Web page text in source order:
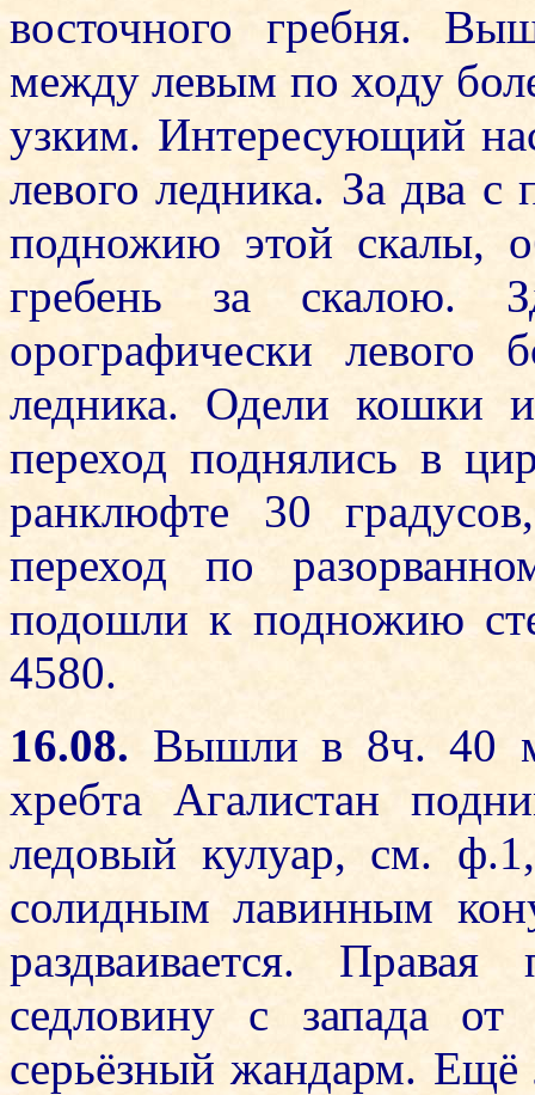
восточного гребня.
между левым по ходу
узким. Интересующий
левого ледника. За два
подножию этой скалы,
гребень за скалою.
орографически левого
ледника. Одели кошки
переход поднялись в
ранклюфте 30
переход по
подошли к подножию
4580.
16.08. Вышли в 8ч. 40
хребта Агалистан
ледовый кулуар, см.
солидным лавинным
раздваивается.
седловину с запада
серьёзный жандарм. Ещё